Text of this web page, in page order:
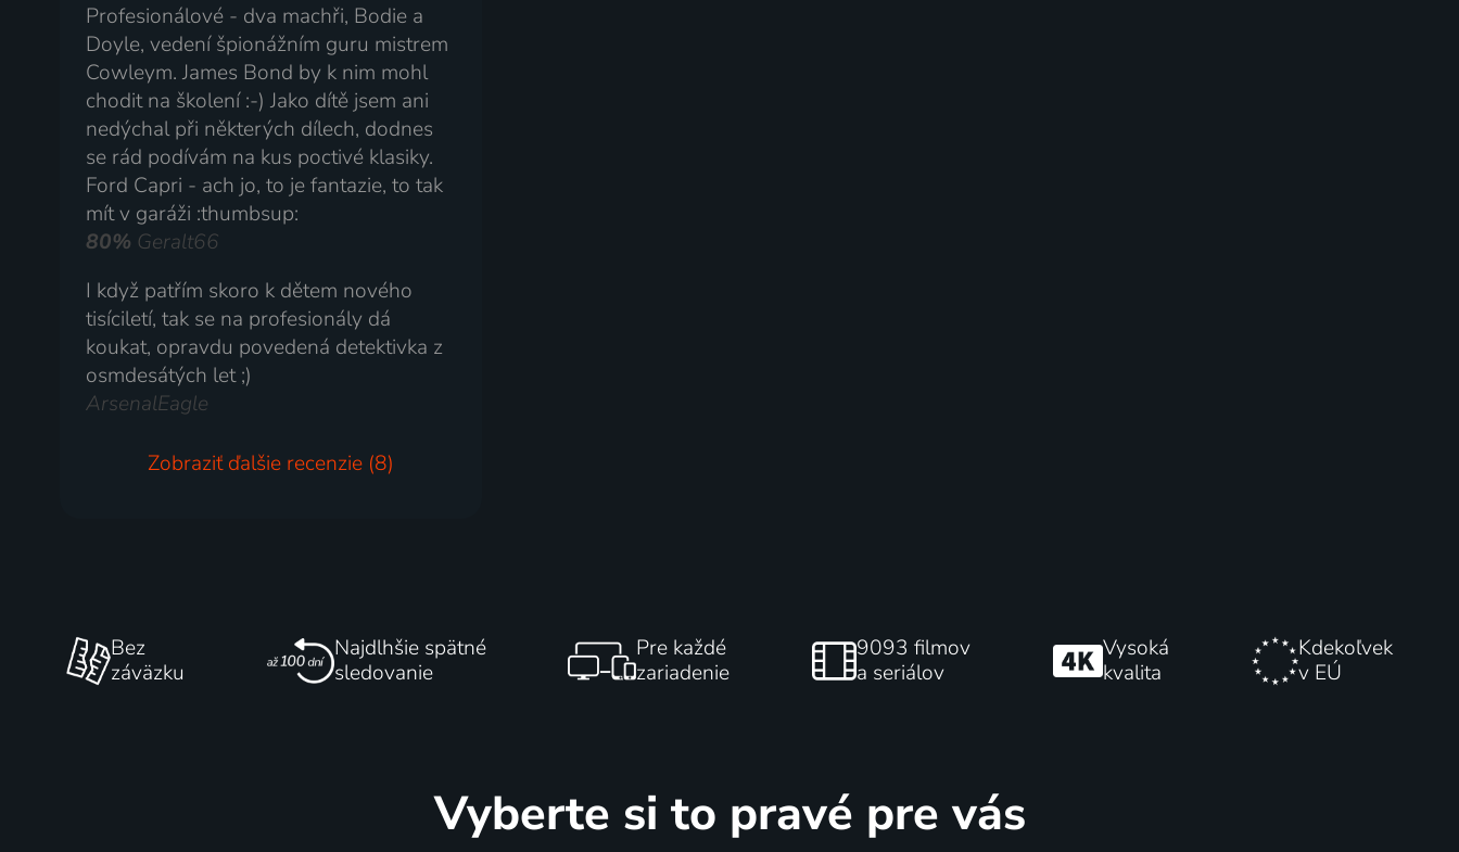
Profesionálové - dva machři, Bodie a
Doyle, vedení špionážním guru mistrem
Cowleym. James Bond by k nim mohl
chodit na školení :-) Jako dítě jsem ani
nedýchal při některých dílech, dodnes
se rád podívám na kus poctivé klasiky.
Ford Capri - ach jo, to je fantazie, to tak
mít v garáži :thumbsup:
80% Geralt66
I když patřím skoro k dětem nového
tisíciletí, tak se na profesionály dá
koukat, opravdu povedená detektivka z
osmdesátých let ;)
ArsenalEagle
Zobraziť ďalšie recenzie (8)
Bez
záväzku
Najdlhšie spätné
sledovanie
Pre každé
zariadenie
9093 filmov
a seriálov
Vysoká
kvalita
Kdekoľvek
v EÚ
Vyberte si to pravé pre vás